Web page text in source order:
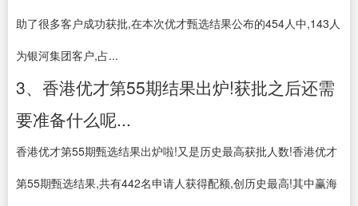
助了很多客户成功获批,在本次优才甄选结果公布的454人中,143人
为银河集团客户,占...
3、香港优才第55期结果出炉!获批之后还需
要准备什么呢...
香港优才第55期甄选结果出炉啦!又是历史最高获批人数!香港优才
第55期甄选结果,共有442名申请人获得配额,创历史最高!其中赢海